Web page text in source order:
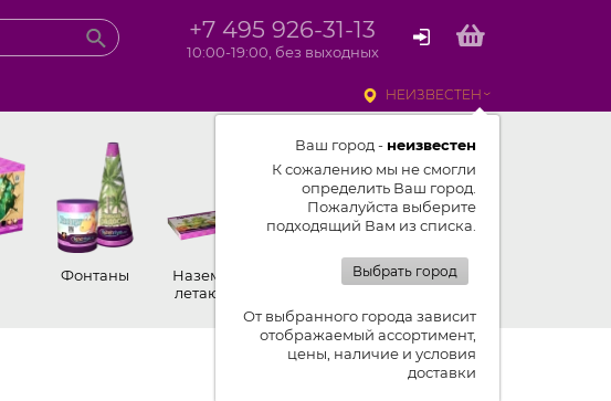
+7 495 926-31-13
10:00-19:00, без выходных
НЕИЗВЕСТЕН
Ваш город - неизвестен
К сожалению мы не смогли
определить Ваш город.
Пожалуйста выберите
подходящий Вам из списка.
Выбрать город
От выбранного города зависит
отображаемый ассортимент,
цены, наличие и условия
доставки
Фонтаны
Наземные,
летающие
Петарды
к списку новостей